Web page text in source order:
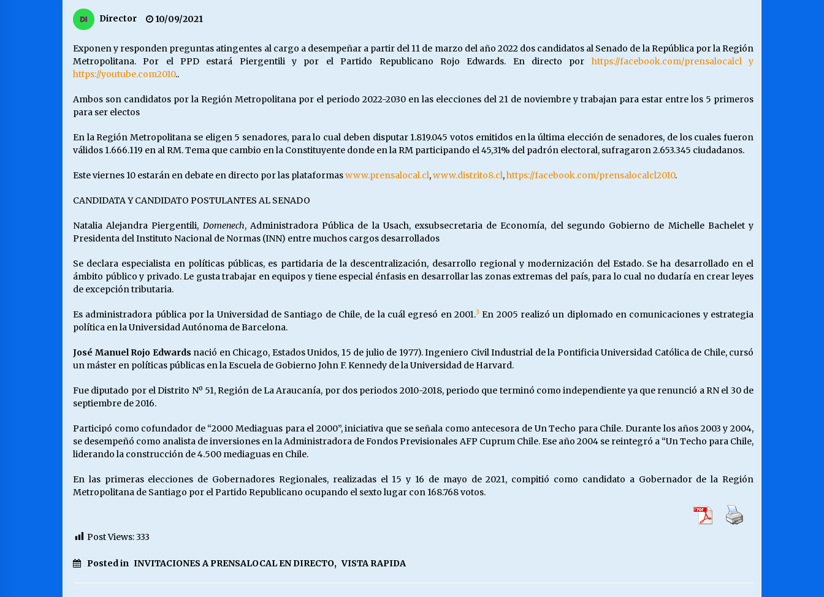
MUNICIPALIDAD, TRABAJADORES,
CLIMA LABORAL:
VOLVER A SER ALTERNATIVA
28/05/2026 16/05/2026
(Salvar Nuestras Almas)
30/04/2026
18/04/2026 06/04/2026
Director 10/09/2021
Exponen y responden preguntas atingentes al cargo a desempeñar a partir del 11 de marzo del año 2022 dos candidatos al Senado de la República por la Región
Metropolitana. Por el PPD estará Piergentili y por el Partido Republicano Rojo Edwards. En directo por https://facebook.com/prensalocalcl y
https://youtube.com2010..
Ambos son candidatos por la Región Metropolitana por el periodo 2022-2030 en las elecciones del 21 de noviembre y trabajan para estar entre los 5 primeros
para ser electos
En la Región Metropolitana se eligen 5 senadores, para lo cual deben disputar 1.819.045 votos emitidos en la última elección de senadores, de los cuales fueron
válidos 1.666.119 en al RM. Tema que cambio en la Constituyente donde en la RM participando el 45,31% del padrón electoral, sufragaron 2.653.345 ciudadanos.
Este viernes 10 estarán en debate en directo por las plataformaswww.prensalocal.cl,www.distrito8.cl,https://facebook.com/prensalocalcl2010.
CANDIDATA Y CANDIDATO POSTULANTES AL SENADO
Natalia Alejandra Piergentili, Domenech, Administradora Pública de la Usach, exsubsecretaria de Economía, del segundo Gobierno de Michelle Bachelet y
Presidenta del Instituto Nacional de Normas (INN) entre muchos cargos desarrollados
Se declara especialista en políticas públicas, es partidaria de la descentralización, desarrollo regional y modernización del Estado. Se ha desarrollado en el
ámbito público y privado. Le gusta trabajar en equipos y tiene especial énfasis en desarrollar las zonas extremas del país, para lo cual no dudaría en crear leyes
de excepción tributaria.
Es administradora pública por la Universidad de Santiago de Chile, de la cuál egresó en 2001.3 ​ En 2005 realizó un diplomado en comunicaciones y estrategia
política en la Universidad Autónoma de Barcelona.
José Manuel Rojo Edwards nació en Chicago, Estados Unidos, 15 de julio de 1977). Ingeniero Civil Industrial de la Pontificia Universidad Católica de Chile, cursó
un máster en políticas públicas en la Escuela de Gobierno John F. Kennedy de la Universidad de Harvard.
Fue diputado por el Distrito Nº 51, Región de La Araucanía, por dos periodos 2010-2018, periodo que terminó como independiente ya que renunció a RN el 30 de
septiembre de 2016.
Participó como cofundador de “2000 Mediaguas para el 2000”, iniciativa que se señala como antecesora de Un Techo para Chile. Durante los años 2003 y 2004,
se desempeñó como analista de inversiones en la Administradora de Fondos Previsionales AFP Cuprum Chile. Ese año 2004 se reintegró a “Un Techo para Chile,
liderando la construcción de 4.500 mediaguas en Chile.
En las primeras elecciones de Gobernadores Regionales, realizadas el 15 y 16 de mayo de 2021, compitió como candidato a Gobernador de la Región
Metropolitana de Santiago por el Partido Republicano ocupando el sexto lugar con 168.768 votos.
Post Views:333
Posted in INVITACIONES A PRENSALOCAL EN DIRECTO, VISTA RAPIDA